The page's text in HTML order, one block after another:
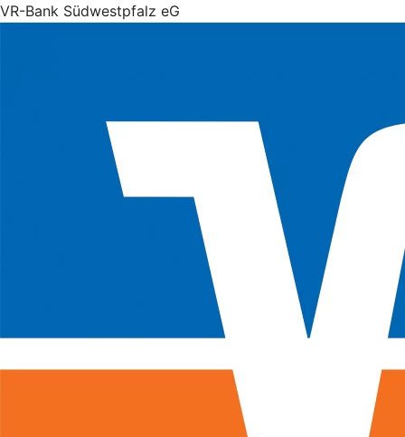
VR-Bank Südwestpfalz eG